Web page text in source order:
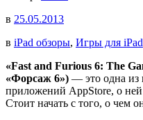
в 25.05.2013
в iPad обзоры, Игры для iPad
«Fast and Furious 6: The
«Форсаж 6») — это одна из
приложений AppStore, о ней
Стоит начать с того, о чем